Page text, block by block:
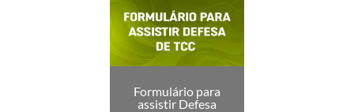
Formulário para
assistir Defesa